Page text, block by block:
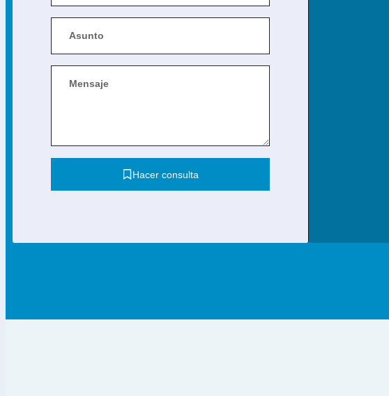
Hacer consulta